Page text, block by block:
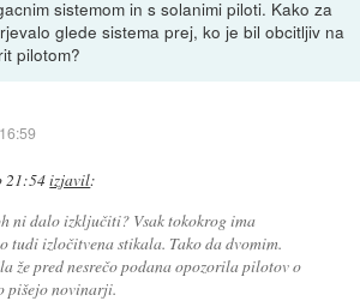
sistemom in s solanimi piloti. Kako za
glede sistema prej, ko je bil obcitljiv na
pilotom?
21:54izjavil:
ni dalo izključiti? Vsak tokokrog ima
tudi izločitvena stikala. Tako da dvomim.
že pred nesrečo podana opozorila pilotov o
pišejo novinarji.